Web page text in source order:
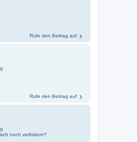
Rufe den Beitrag auf
Rufe den Beitrag auf
noch verfüttern?